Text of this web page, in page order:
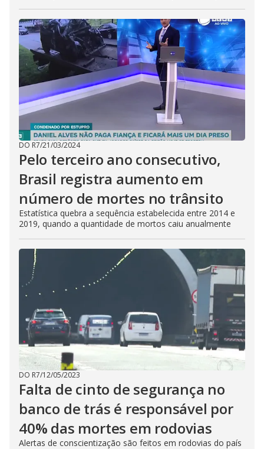
DO R7/21/03/2024
Pelo terceiro ano consecutivo,
Brasil registra aumento em
número de mortes no trânsito
Estatística quebra a sequência estabelecida entre 2014 e
2019, quando a quantidade de mortos caiu anualmente
DO R7/12/05/2023
Falta de cinto de segurança no
banco de trás é responsável por
40% das mortes em rodovias
Alertas de conscientização são feitos em rodovias do país